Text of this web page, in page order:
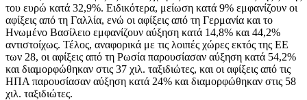
του ευρώ κατά 32,9%. Ειδικότερα, μείωση κατά 9% εμφανίζουν οι
αφίξεις από τη Γαλλία, ενώ οι αφίξεις από τη Γερμανία και το
Ηνωμένο Βασίλειο εμφανίζουν αύξηση κατά 14,8% και 44,2%
αντιστοίχως. Τέλος, αναφορικά με τις λοιπές χώρες εκτός της ΕΕ
των 28, οι αφίξεις από τη Ρωσία παρουσίασαν αύξηση κατά 54,2%
και διαμορφώθηκαν στις 37 χιλ. ταξιδιώτες, και οι αφίξεις από τις
ΗΠΑ παρουσίασαν αύξηση κατά 24% και διαμορφώθηκαν στις 58
χιλ. ταξιδιώτες.